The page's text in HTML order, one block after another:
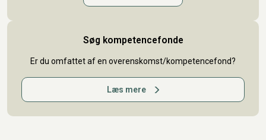
Søg kompetencefonde
Er du omfattet af en overenskomst/kompetencefond?
Læs mere